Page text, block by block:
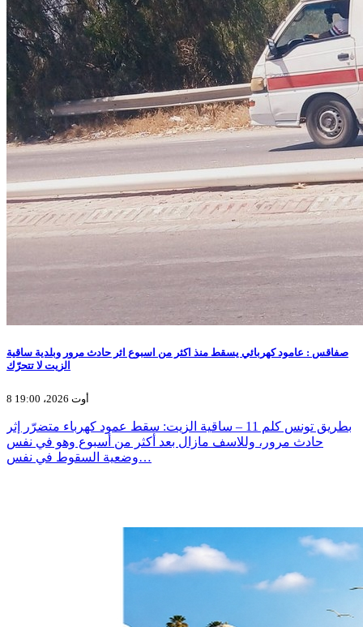
صفاقس : عامود كهربائي يسقط منذ اكثر من اسبوع اثر حادث مرور وبلدية ساقية
الزيت لا تتحرّك
8 أوت 2026، 19:00
بطريق تونس كلم 11 – ساقية الزيت: سقط عمود كهرباء متضرّر إثر
حادث مرور، وللاسف مازال بعد أكثر من أسبوع وهو في نفس
وضعية السقوط في نفس…